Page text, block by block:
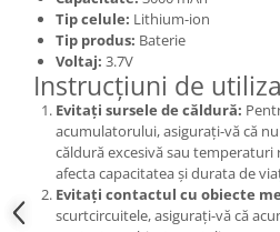
Nokia
Samsung
Sony
Display
Alcatel
Allview
Tip celule: Lithium-ion
Tip produs: Baterie
Voltaj: 3.7V
Instrucțiuni de
Evitați sursele de căldură:
acumulatorului, asigurați-vă că
căldură excesivă sau temperaturi
afecta capacitatea și durata de
Evitați contactul cu obiecte
scurtcircuitele, asigurați-vă că